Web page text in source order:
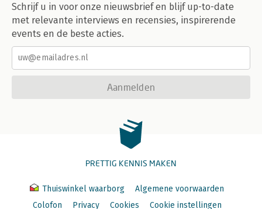
Schrijf u in voor onze nieuwsbrief en blijf up-to-date
met relevante interviews en recensies, inspirerende
events en de beste acties.
Aanmelden
PRETTIG KENNIS MAKEN
Thuiswinkel waarborg
Algemene voorwaarden
Colofon
Privacy Cookies Cookie instellingen